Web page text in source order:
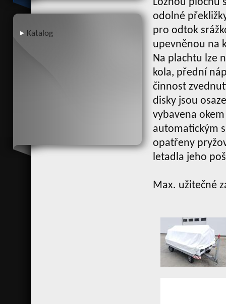
Katalog
odolné
pro odtok
upevněnou na
Na plachtu lze
kola, přední
činnost
disky jsou
vybavena
automatickým
opatřeny
letadla jeho
Max. užitečné